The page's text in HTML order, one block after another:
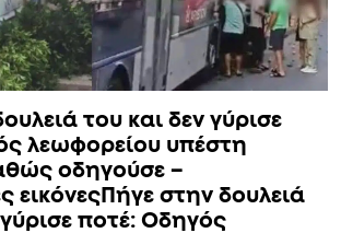
του και δεν γύρισε
λεωφορείου υπέστη
οδηγούσε –
εικόνεςΠήγε στην δουλειά
ποτέ: Οδηγός